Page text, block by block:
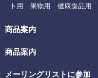
ト用
果物用 健康食品用
商品案内
商品案内
メーリングリストに参加